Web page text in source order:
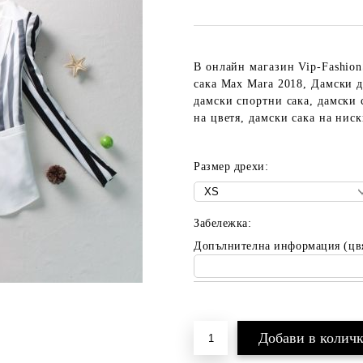
В онлайн магазин Vip-
сака Max Mara 2018, Дамски
дамски спортни сака,
на цветя, дамски сака на
Размер дрехи:
Забележка:
Допълнителна информация